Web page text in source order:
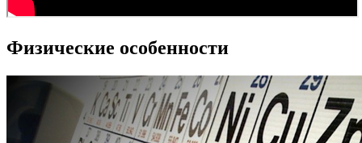
Физические особенности